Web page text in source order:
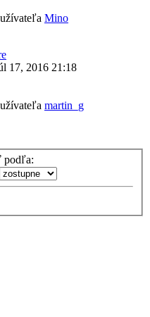
Mino
17, 2016 21:18
martin_g
podľa: